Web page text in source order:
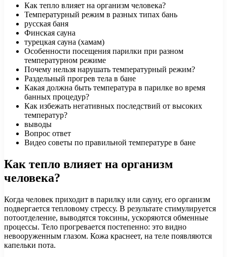
Как тепло влияет на организм человека?
Температурный режим в разных типах бань
русская баня
Финская сауна
турецкая сауна (хамам)
Особенности посещения парилки при разном
температурном режиме
Почему нельзя нарушать температурный режим?
Раздельный прогрев тела в бане
Какая должна быть температура в парилке во время
банных процедур?
Как избежать негативных последствий от высоких
температур?
выводы
Вопрос ответ
Видео советы по правильной температуре в бане
Как тепло влияет на организм
человека?
Когда человек приходит в парилку или сауну, его организм
подвергается тепловому стрессу. В результате стимулируется
потоотделение, выводятся токсины, ускоряются обменные
процессы. Тело прогревается постепенно: это видно
невооруженным глазом. Кожа краснеет, на теле появляются
капельки пота.